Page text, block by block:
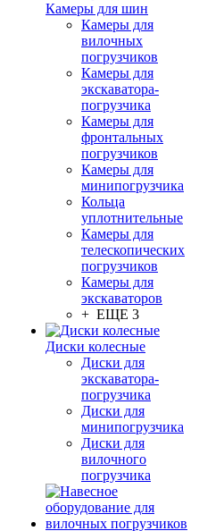
Камеры для шин
Камеры для
вилочных
погрузчиков
Камеры для
экскаватора-
погрузчика
Камеры для
фронтальных
погрузчиков
Камеры для
минипогрузчика
Кольца
уплотнительные
Камеры для
телескопических
погрузчиков
Камеры для
экскаваторов
+ ЕЩЕ 3
Диски колесные
Диски для
экскаватора-
погрузчика
Диски для
минипогрузчика
Диски для
вилочного
погрузчика